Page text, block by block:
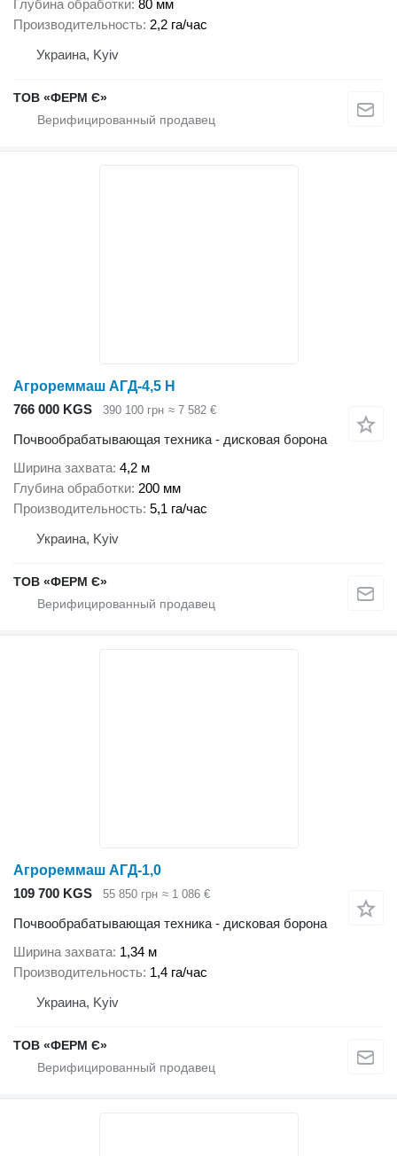
Глубина обработки 80 мм
Производительность 2,2 га/час
Украина, Kyiv
ТОВ «ФЕРМ Є»
Агрореммаш АГД-4,5 Н
766 000 KGS
390 100 грн ≈ 7 582 €
Почвообрабатывающая техника - дисковая борона
Ширина захвата 4,2 м
Глубина обработки 200 мм
Производительность 5,1 га/час
Украина, Kyiv
ТОВ «ФЕРМ Є»
Агрореммаш АГД-1,0
109 700 KGS
55 850 грн ≈ 1 086 €
Почвообрабатывающая техника - дисковая борона
Ширина захвата 1,34 м
Производительность 1,4 га/час
Украина, Kyiv
ТОВ «ФЕРМ Є»